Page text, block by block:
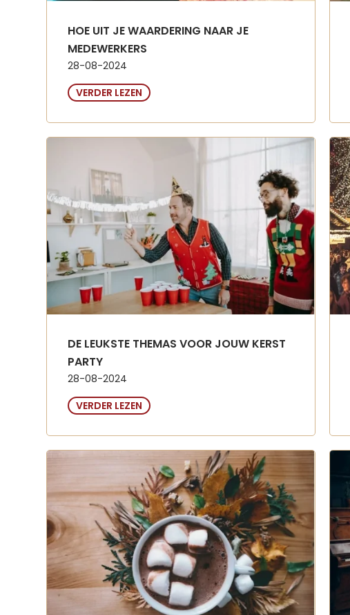
HOE UIT JE WAARDERING NAAR JE
MEDEWERKERS
28-08-2024
VERDER LEZEN
DE LEUKSTE THEMAS VOOR JOUW KERST
PARTY
28-08-2024
VERDER LEZEN